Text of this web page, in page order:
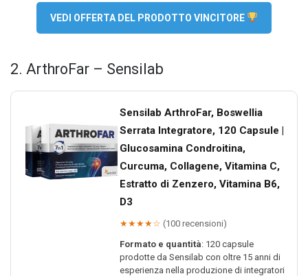
VEDI OFFERTA DEL PRODOTTO VINCITORE
2. ArthroFar – Sensilab
Sensilab ArthroFar, Boswellia
Serrata Integratore, 120 Capsule |
Glucosamina Condroitina,
Curcuma, Collagene, Vitamina C,
Estratto di Zenzero, Vitamina B6,
D3
★★★★☆ (100 recensioni)
Formato e quantità: 120 capsule
prodotte da Sensilab con oltre 15 anni di
esperienza nella produzione di integratori